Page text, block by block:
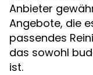
Anbieter
Angebote, die
passendes
das sowohl
ist.